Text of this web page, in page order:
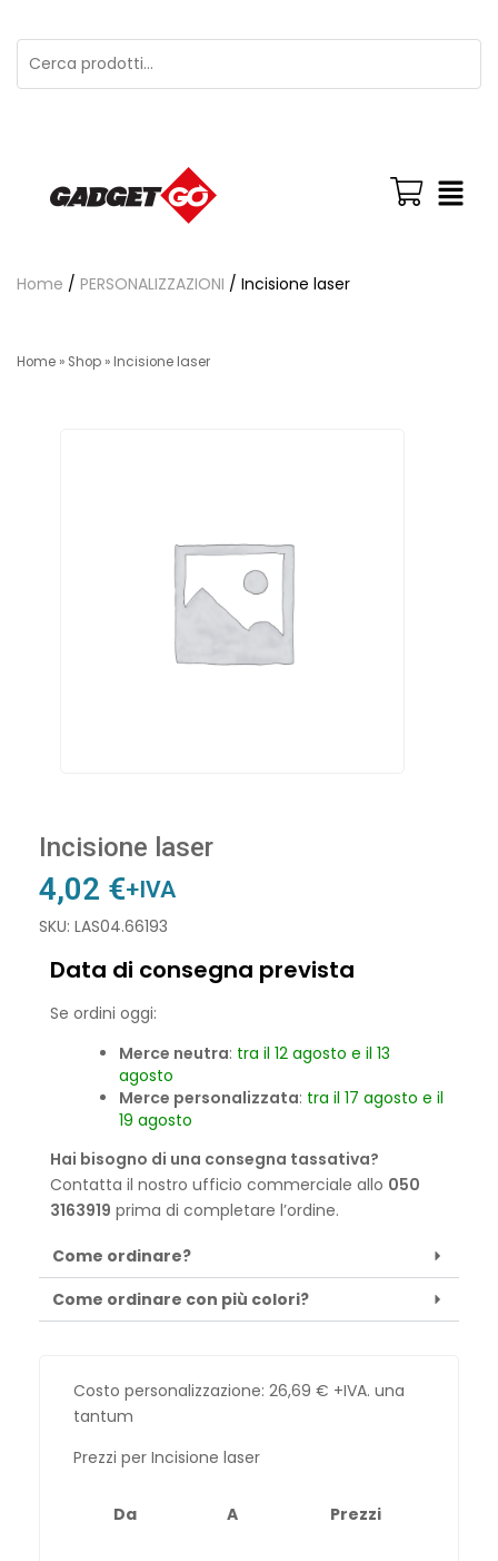
Home / PERSONALIZZAZIONI / Incisione laser
Home » Shop » Incisione laser
Incisione laser
4,02 €+IVA
SKU: LAS04.66193
Data di consegna prevista
Se ordini oggi:
Merce neutra: tra il 12 agosto e il 13
agosto
Merce personalizzata: tra il 17 agosto e il
19 agosto
Hai bisogno di una consegna tassativa?
Contatta il nostro ufficio commerciale allo 050
3163919 prima di completare l’ordine.
Come ordinare?
Come ordinare con più colori?
Costo personalizzazione: 26,69 € +IVA. una
tantum
Prezzi per Incisione laser
Da A Prezzi